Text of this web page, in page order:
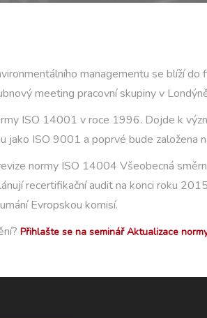
managementu se blíží
meeting pracovní skupiny v
ISO 14001 v roce 1996. Dojde k
ISO 9001 a poprvé bude založena
normy ISO 14004 Všeobecná
recertifikační audit na konci roku
Evropskou komisí.
Přihlašte se na seminář Aktualizace